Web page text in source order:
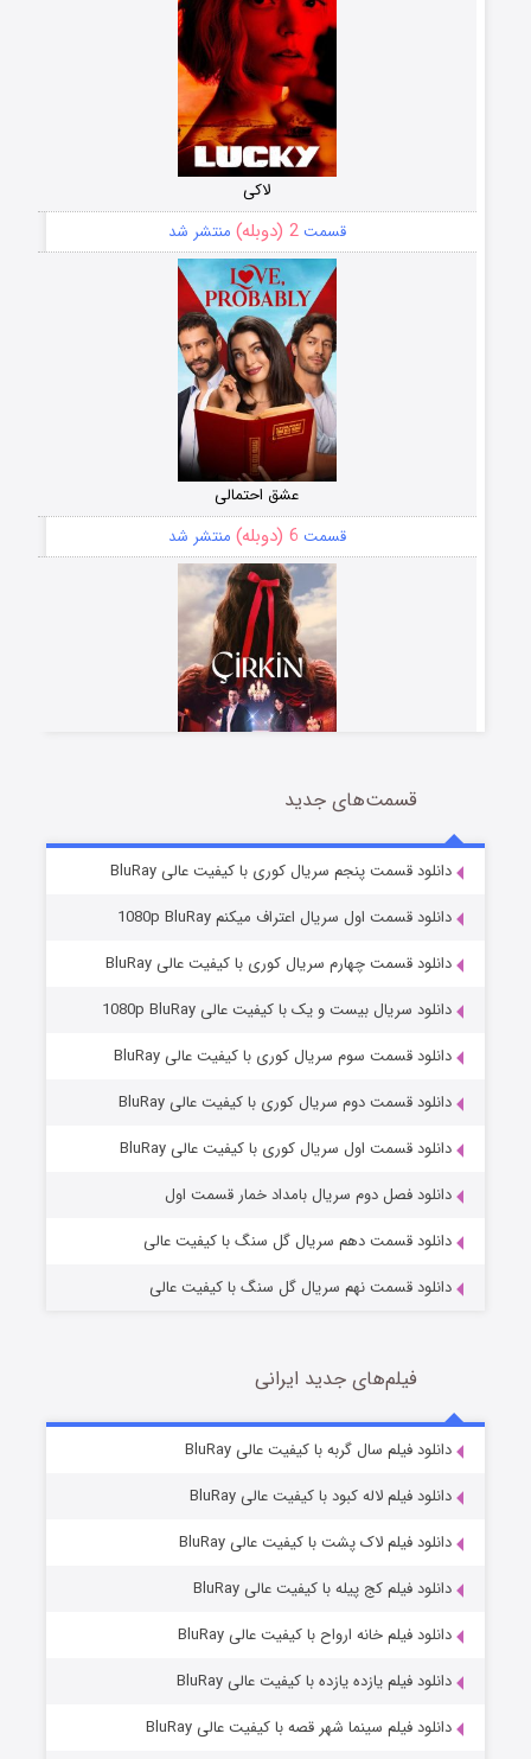
لاکی
قسمت2 (دوبله) منتشر شد
عشق احتمالی
قسمت 6 (دوبله) منتشر شد
سریال زشت
قسمت5 (زیرنویس) منتشر شد
وستی ها
قسمت1 (زیرنویس) منتشر شد
قسمت6 (زیرنویس) منتشر شد
قسمت‌های جدید
دانلود قسمت پنجم سریال کوری با کیفیت عالی BluRay
دانلود قسمت اول سریال اعتراف میکنم 1080p BluRay
دانلود قسمت چهارم سریال کوری با کیفیت عالی BluRay
دانلود سریال بیست و یک با کیفیت عالی 1080p BluRay
دانلود قسمت سوم سریال کوری با کیفیت عالی BluRay
دانلود قسمت دوم سریال کوری با کیفیت عالی BluRay
دانلود قسمت اول سریال کوری با کیفیت عالی BluRay
دانلود فصل دوم سریال بامداد خمار قسمت اول
دانلود قسمت دهم سریال گل سنگ با کیفیت عالی
دانلود قسمت نهم سریال گل سنگ با کیفیت عالی
فیلم‌های جدید ایرانی
دانلود فیلم سال گربه با کیفیت عالی BluRay
دانلود فیلم لاله کبود با کیفیت عالی BluRay
دانلود فیلم لاک پشت با کیفیت عالی BluRay
دانلود فیلم کج‌ پیله با کیفیت عالی BluRay
دانلود فیلم خانه ارواح با کیفیت عالی BluRay
دانلود فیلم یازده یازده با کیفیت عالی BluRay
دانلود فیلم سینما شهر قصه با کیفیت عالی BluRay